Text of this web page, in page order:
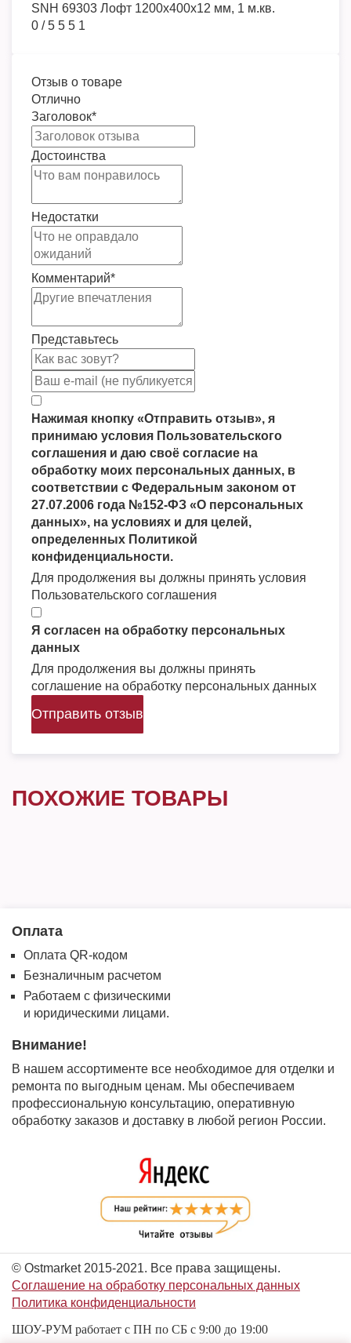
SNH 69303 Лофт 1200х400х12 мм, 1 м.кв.
0 /5 5 5 1
Отзыв о товаре
Отлично
Заголовок*
Достоинства
Недостатки
Комментарий*
Представьтесь
Нажимая кнопку «Отправить отзыв», я
принимаю условия Пользовательского
соглашения и даю своё согласие на
обработку моих персональных данных, в
соответствии с Федеральным законом от
27.07.2006 года №152-ФЗ «О персональных
данных», на условиях и для целей,
определенных Политикой
конфиденциальности.
Для продолжения вы должны принять условия
Пользовательского соглашения
Я согласен на обработку персональных
данных
Для продолжения вы должны принять
соглашение на обработку персональных данных
Отправить отзыв
ПОХОЖИЕ ТОВАРЫ
Оплата
Оплата QR-кодом
Безналичным расчетом
Работаем с физическими
и юридическими лицами.
Внимание!
В нашем ассортименте все необходимое для отделки и
ремонта по выгодным ценам. Мы обеспечиваем
профессиональную консультацию, оперативную
обработку заказов и доставку в любой регион России.
© Ostmarket 2015-2021. Все права защищены.
Соглашение на обработку персональных данных
Политика конфиденциальности
ШОУ-РУМ работает с ПН по СБ с 9:00 до 19:00